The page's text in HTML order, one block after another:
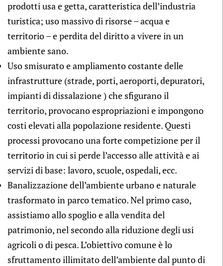
prodotti usa e getta, caratteristica dell’industria
turistica; uso massivo di risorse – acqua e
territorio – e perdita del diritto a vivere in un
ambiente sano.
Uso smisurato e ampliamento costante delle
infrastrutture (strade, porti, aeroporti, depuratori,
impianti di dissalazione ) che sfigurano il
territorio, provocano espropriazioni e impongono
costi elevati alla popolazione residente. Questi
processi provocano una forte competizione per il
territorio in cui si perde l’accesso alle attività e ai
servizi di base: lavoro, scuole, ospedali, ecc.
Banalizzazione dell’ambiente urbano e naturale
trasformato in parco tematico. Nel primo caso,
assistiamo allo spoglio e alla vendita del
patrimonio, nel secondo alla riduzione degli usi
agricoli o di pesca. L’obiettivo comune è lo
sfruttamento illimitato dell’ambiente dal punto di